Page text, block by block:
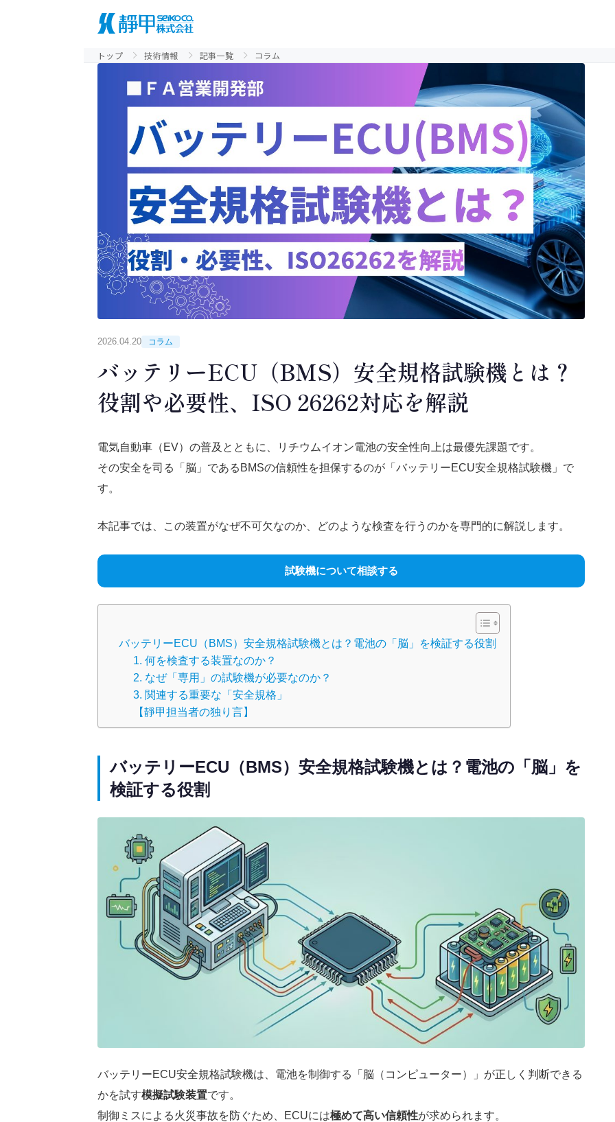
トップ 技術情報 記事一覧 コラム
2026.04.20 コラム
バッテリーECU（BMS）安全規格試験機とは？
役割や必要性、ISO 26262対応を解説
電気自動車（EV）の普及とともに、リチウムイオン電池の安全性向上は最優先課題です。
その安全を司る「脳」であるBMSの信頼性を担保するのが「バッテリーECU安全規格試験機」で
す。
本記事では、この装置がなぜ不可欠なのか、どのような検査を行うのかを専門的に解説します。
試験機について相談する
バッテリーECU（BMS）安全規格試験機とは？電池の「脳」を検証する役割
1. 何を検査する装置なのか？
2. なぜ「専用」の試験機が必要なのか？
3. 関連する重要な「安全規格」
【靜甲担当者の独り言】
バッテリーECU（BMS）安全規格試験機とは？電池の「脳」を
検証する役割
バッテリーECU安全規格試験機は、電池を制御する「脳（コンピューター）」が正しく判断できる
かを試す模擬試験装置です。
制御ミスによる火災事故を防ぐため、ECUには極めて高い信頼性が求められます。